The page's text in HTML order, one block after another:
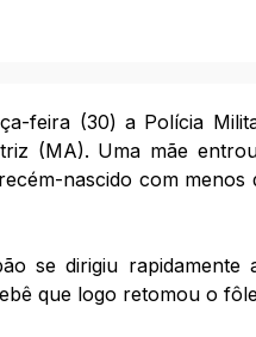
feira (30) a Polícia
(MA). Uma mãe
nascido com menos
se dirigiu
que logo retomou o